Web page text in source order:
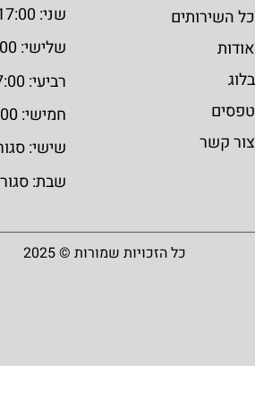
כל השירותים
אודות
בלוג
טפסים
צור קשר
שני: 08:30-17:00
שלישי: 08:30-17:00
רביעי: 08:30-17:00
חמישי: 08:30-17:00
שישי:
שבת: סגור
כל הזכויות שמורות © 2025